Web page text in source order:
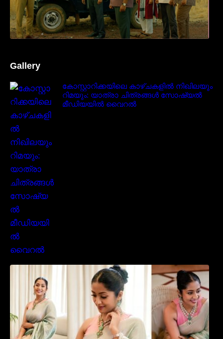
Gallery
കോസ്റ്റാറിക്കയിലെ കാഴ്ചകളിൽ നിഖിലയും
റിമയും: യാത്രാ ചിത്രങ്ങൾ സോഷ്യൽ
മീഡിയയിൽ വൈറൽ
സാരിയിൽ സുന്ദരിയായി മലയിലകളുടെ
പ്രിയ താരം നവ്യാ നായർ| Malayalam
favourite actress Navya Nair cute in saree